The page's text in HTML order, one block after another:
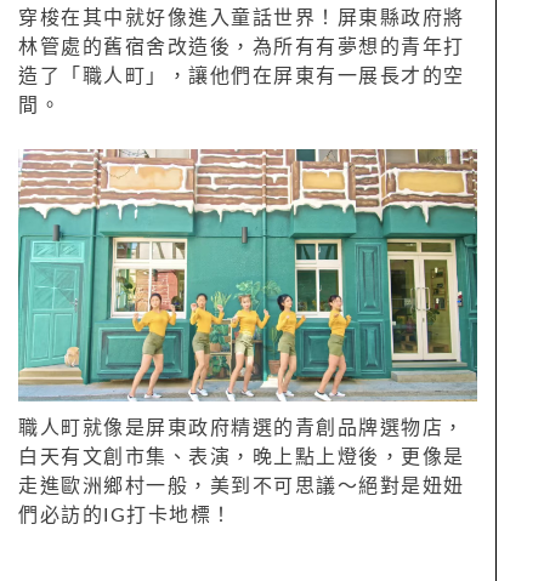
穿梭在其中就好像進入童話世界！屏東縣政府將
林管處的舊宿舍改造後，為所有有夢想的青年打
造了「職人町」，讓他們在屏東有一展長才的空
間。
職人町就像是屏東政府精選的青創品牌選物店，
白天有文創市集、表演，晚上點上燈後，更像是
走進歐洲鄉村一般，美到不可思議～絕對是妞妞
們必訪的IG打卡地標！